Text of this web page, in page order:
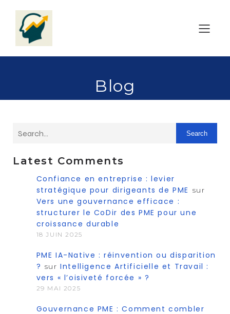
Blog
Search
Latest Comments
Confiance en entreprise : levier
stratégique pour dirigeants de PME sur
Vers une gouvernance efficace :
structurer le CoDir des PME pour une
croissance durable
18 JUIN 2025
PME IA-Native : réinvention ou disparition
? surIntelligence Artificielle et Travail :
vers « l’oisiveté forcée » ?
29 MAI 2025
Gouvernance PME : Comment combler